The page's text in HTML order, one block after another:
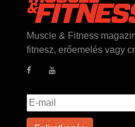
Muscle & Fitness
fitnesz, erőemelés vagy